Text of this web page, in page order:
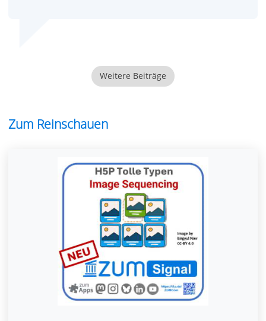
Weitere Beiträge
Zum Reinschauen